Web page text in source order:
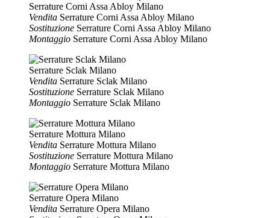
Serrature Corni Assa Abloy Milano
Vendita Serrature Corni Assa Abloy Milano
Sostituzione Serrature Corni Assa Abloy Milano
Montaggio Serrature Corni Assa Abloy Milano
Serrature Sclak Milano
Vendita Serrature Sclak Milano
Sostituzione Serrature Sclak Milano
Montaggio Serrature Sclak Milano
Serrature Mottura Milano
Vendita Serrature Mottura Milano
Sostituzione Serrature Mottura Milano
Montaggio Serrature Mottura Milano
Serrature Opera Milano
Vendita Serrature Opera Milano